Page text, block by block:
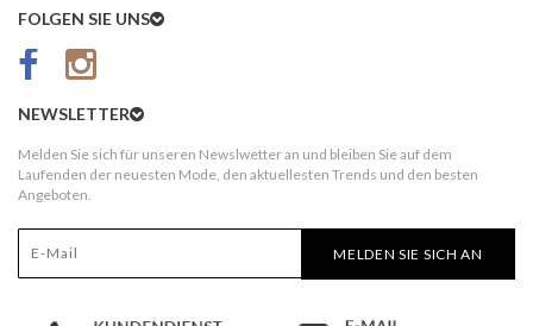
Kundenservice
AGB
Kundeninformationen
Widerruf
FOLGEN SIE UNS
NEWSLETTER
Melden Sie sich für unseren Newslwetter an und bleiben Sie auf dem
Laufenden der neuesten Mode, den aktuellesten Trends und den besten
Angeboten.
MELDEN SIE SICH AN